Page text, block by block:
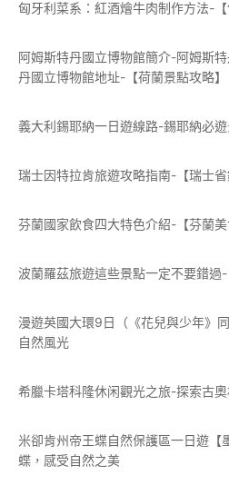
匈牙利菜系：紅酒燴牛肉制作方法-【
阿姆斯特丹國立博物館簡介-阿姆斯
丹國立博物館地址-【荷蘭景點攻略】
義大利錫耶納一日遊線路-錫耶納必遊
瑞士因特拉肯旅遊攻略指南-【瑞士省
芬蘭國家飲食四大特色介紹-【芬蘭美
波蘭羅茲旅遊這些景點一定不要錯過-
漫遊英國大環9日（《花兒與少年》
自然風光
希臘卡塔科隆休闲觀光之旅-探索古
米卻肯州帝王蝶自然保護區一日遊【
蝶，感受自然之美